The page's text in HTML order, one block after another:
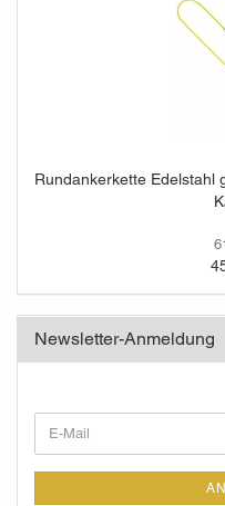
Rundankerkette Edelstahl
Newsletter-Anmeldung
ZUR
E-
Mail